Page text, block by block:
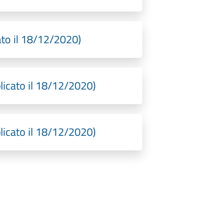
il 18/12/2020)
il 18/12/2020)
il 18/12/2020)